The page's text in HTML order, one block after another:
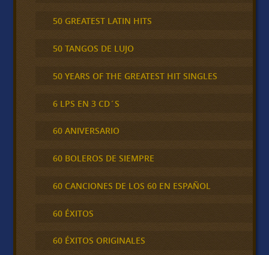
50 GREATEST LATIN HITS
50 TANGOS DE LUJO
50 YEARS OF THE GREATEST HIT SINGLES
6 LPS EN 3 CD´S
60 ANIVERSARIO
60 BOLEROS DE SIEMPRE
60 CANCIONES DE LOS 60 EN ESPAÑOL
60 ÉXITOS
60 ÉXITOS ORIGINALES